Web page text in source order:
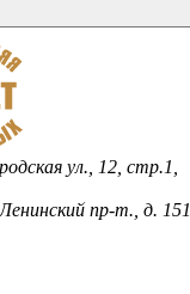
ул., 12, стр.1,
пр-т., д. 151,